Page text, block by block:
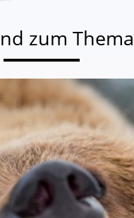
zum Thema
Bezahlte